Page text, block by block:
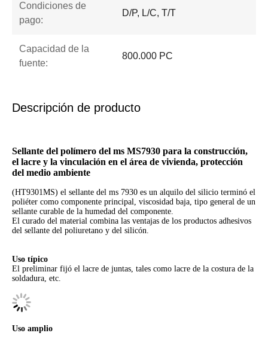
Condiciones de
pago:
D/P, L/C, T/T
Capacidad de la
fuente:
800.000 PC
Descripción de producto
Sellante del polímero del ms MS7930 para la construcción,
el lacre y la vinculación en el área de vivienda, protección
del medio ambiente
(HT9301MS) el sellante del ms 7930 es un alquilo del silicio terminó el
poliéter como componente principal, viscosidad baja, tipo general de un
sellante curable de la humedad del componente.
El curado del material combina las ventajas de los productos adhesivos
del sellante del poliuretano y del silicón.
Uso típico
El preliminar fijó el lacre de juntas, tales como lacre de la costura de la
soldadura, etc.
Uso amplio